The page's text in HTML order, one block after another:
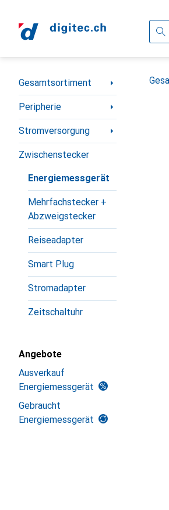
Navigation nach Kategorien
Gesamtsortiment
Peripherie
Stromversorgung
Zwischenstecker
Energiemessgerät
Mehrfachstecker +
Abzweigstecker
Reiseadapter
Smart Plug
Stromadapter
Zeitschaltuhr
Angebote
Ausverkauf
Energiemessgerät
Gebraucht
Energiemessgerät